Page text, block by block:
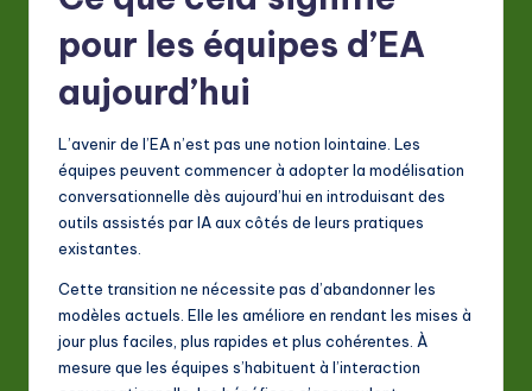
pour les équipes d’EA
aujourd’hui
L’avenir de l’EA n’est pas une notion lointaine. Les
équipes peuvent commencer à adopter la modélisation
conversationnelle dès aujourd’hui en introduisant des
outils assistés par IA aux côtés de leurs pratiques
existantes.
Cette transition ne nécessite pas d’abandonner les
modèles actuels. Elle les améliore en rendant les mises à
jour plus faciles, plus rapides et plus cohérentes. À
mesure que les équipes s’habituent à l’interaction